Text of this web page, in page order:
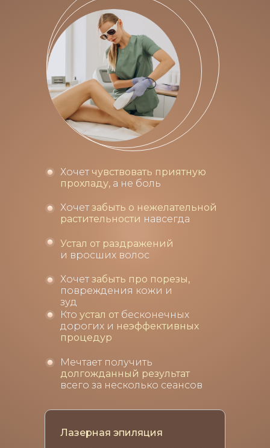
Хочет чувствовать приятную
прохладу, а не боль
Хочет забыть о нежелательной
растительности навсегда
Устал от раздражений
и вросших волос
Хочет забыть про порезы,
повреждения кожи и
зуд
Кто устал от бесконечных
дорогих и неэффективных
процедур
Мечтает получить
долгожданный результат
всего за несколько сеансов
Лазерная эпиляция